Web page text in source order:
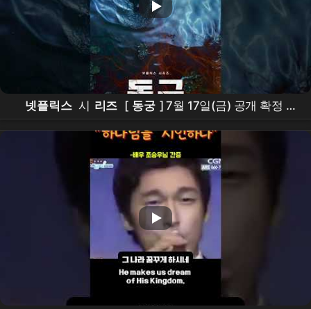
넷플릭스 시 리즈 [ 동궁 ] 7월 17일(금) 공개 확정 |
남주혁 Nam Joohyuk, 노윤서 , Roh Yoonseo, 조승
우